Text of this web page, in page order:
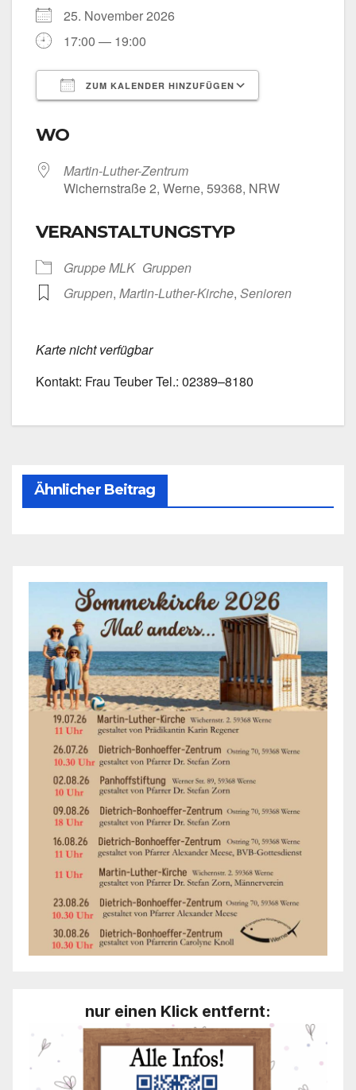
25. Novem­ber 2026
17:00 — 19:00
ZUM KALENDER HINZUFÜGEN
WO
Martin-Luther-Zentrum
Wichern­stra­ße 2, Wer­ne, 59368, NRW
VERANSTALTUNGSTYP
Grup­pe MLK Grup­pen
Grup­pen, Martin-Luther-Kirche, Senio­ren
Kar­te nicht ver­füg­bar
Kon­takt: Frau Teu­ber Tel.: 02389–8180
Ähnlicher Beitrag
nur einen Klick entfernt: